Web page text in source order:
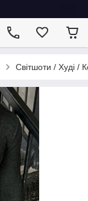
Світшоти / Худі /